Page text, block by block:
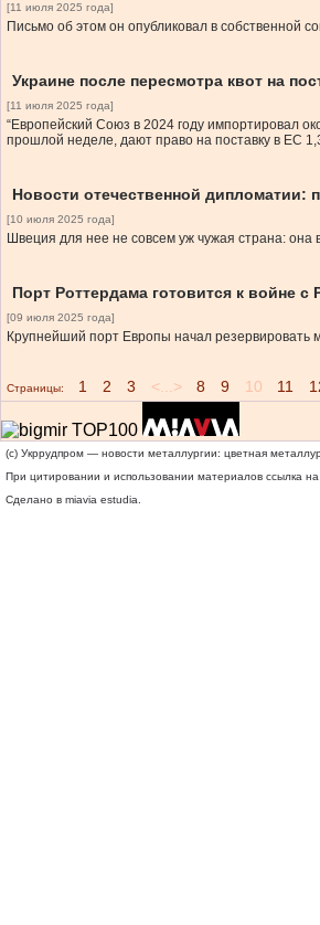
[11 июля 2025 года]
Письмо об этом он опубликовал в собственной
Украине после пересмотра квот на
[11 июля 2025 года]
“Европейский Союз в 2024 году импортировал
прошлой неделе, дают право на поставку в ЕС
Новости отечественной
[10 июля 2025 года]
Швеция для нее не совсем уж чужая страна: она
Порт Роттердама готовится к войне с
[09 июля 2025 года]
Крупнейший порт Европы начал резервировать
Страницы: 1 2 3 <...> 8 9 10 11
(c) Укррудпром — новости металлургии: цветная
При цитировании и использовании материалов ссылка на
Сделано в miavia estudia.